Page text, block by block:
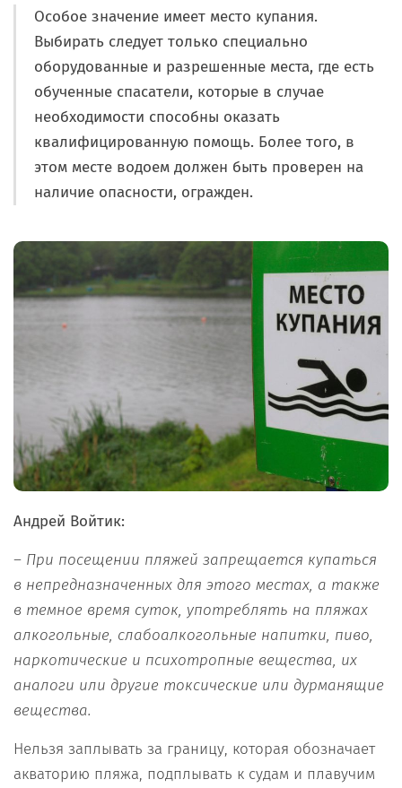
Особое значение имеет место купания.
Выбирать следует только специально
оборудованные и разрешенные места, где есть
обученные спасатели, которые в случае
необходимости способны оказать
квалифицированную помощь. Более того, в
этом месте водоем должен быть проверен на
наличие опасности, огражден.
Андрей Войтик:
– При посещении пляжей запрещается купаться
в непредназначенных для этого местах, а также
в темное время суток, употреблять на пляжах
алкогольные, слабоалкогольные напитки, пиво,
наркотические и психотропные вещества, их
аналоги или другие токсические или дурманящие
вещества.
Нельзя заплывать за границу, которая обозначает
акваторию пляжа, подплывать к судам и плавучим